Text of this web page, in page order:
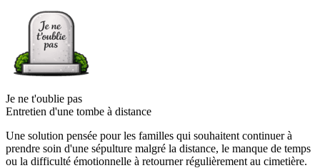
Je ne t'oublie pas
Entretien d'une tombe à distance
Une solution pensée pour les familles qui souhaitent continuer à
prendre soin d'une sépulture malgré la distance, le manque de temps
ou la difficulté émotionnelle à retourner régulièrement au cimetière.